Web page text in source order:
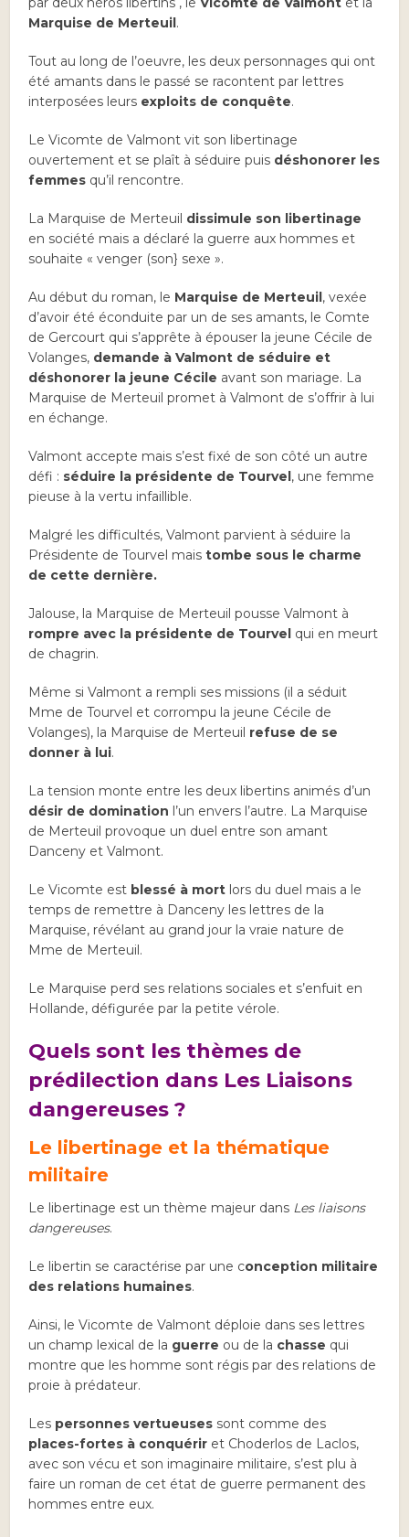
Marquise de Merteuil.
Tout au long de l’oeuvre, les deux personnages qui ont
été amants dans le passé se racontent par lettres
interposées leurs exploits de conquête.
Le Vicomte de Valmont vit son libertinage
ouvertement et se plaît à séduire puis déshonorer les
femmes qu’il rencontre.
La Marquise de Merteuil dissimule son libertinage
en société mais a déclaré la guerre aux hommes et
souhaite « venger (son} sexe ».
Au début du roman, le Marquise de Merteuil, vexée
d’avoir été éconduite par un de ses amants, le Comte
de Gercourt qui s’apprête à épouser la jeune Cécile de
Volanges, demande à Valmont de séduire et
déshonorer la jeune Cécile avant son mariage. La
Marquise de Merteuil promet à Valmont de s’offrir à lui
en échange.
Valmont accepte mais s’est fixé de son côté un autre
défi : séduire la présidente de Tourvel, une femme
pieuse à la vertu infaillible.
Malgré les difficultés, Valmont parvient à séduire la
Présidente de Tourvel maistombe sous le charme
de cette dernière.
Jalouse, la Marquise de Merteuil pousse Valmont à
rompre avec la présidente de Tourvel qui en meurt
de chagrin.
Même si Valmont a rempli ses missions (il a séduit
Mme de Tourvel et corrompu la jeune Cécile de
Volanges), la Marquise de Merteuil refuse de se
donner à lui.
La tension monte entre les deux libertins animés d’un
désir de domination l’un envers l’autre. La Marquise
de Merteuil provoque un duel entre son amant
Danceny et Valmont.
Le Vicomte est blessé à mort lors du duel mais a le
temps de remettre à Danceny les lettres de la
Marquise, révélant au grand jour la vraie nature de
Mme de Merteuil.
Le Marquise perd ses relations sociales et s’enfuit en
Hollande, défigurée par la petite vérole.
Quels sont les thèmes de
prédilection dans Les Liaisons
dangereuses ?
Le libertinage et la thématique
militaire
Le libertinage est un thème majeur dans Les liaisons
dangereuses.
Le libertin se caractérise par une conception militaire
des relations humaines.
Ainsi, le Vicomte de Valmont déploie dans ses lettres
un champ lexical de la guerre ou de la chasse qui
montre que les homme sont régis par des relations de
proie à prédateur.
Les personnes vertueuses sont comme des
places-fortes à conquérir et Choderlos de Laclos,
avec son vécu et son imaginaire militaire, s’est plu à
faire un roman de cet état de guerre permanent des
hommes entre eux.